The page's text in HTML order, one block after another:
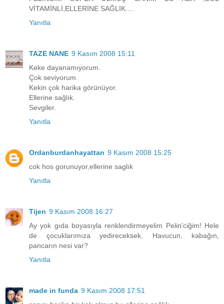
VİTAMİNLİ,ELLERİNE SAĞLIK....
Yanıtla
TAZE NANE 9 Kasım 2008 15:11
Keke dayanamıyorum.
Çok seviyorum.
Kekin çok harika görünüyor.
Ellerine sağlık.
Sevgiler.
Yanıtla
Ordanburdanhayattan 9 Kasım 2008 15:25
cok hos gorunuyor,ellerine saglık
Yanıtla
Tijen 9 Kasım 2008 16:27
Ay yok gıda boyasıyla renklendirmeyelim Pelin'ciğim! Hele
de çocuklarımıza yedireceksek. Havucun, kabağın,
pancarın nesi var?
Yanıtla
made in funda 9 Kasım 2008 17:51